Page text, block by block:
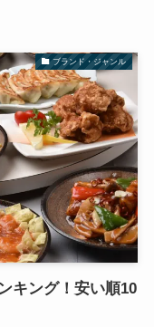
ブランド・ジャンル
キング！安い順10